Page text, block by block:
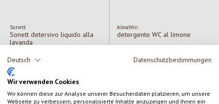
Deutsch Datenschutzbestimmungen
Wir verwenden Cookies
Wir können diese zur Analyse unserer Besucherdaten platzieren, um unsere
Webseite zu verbessern, personalisierte Inhalte anzuzeigen und Ihnen ein
Sonett
Sonett detersivo liquido alla
lavanda
Contenuto:
(4,98 € / lt)
Prezzo normale:
9,95 €
AlmaWin
detergente WC al limone
Contenuto:0.75 lt